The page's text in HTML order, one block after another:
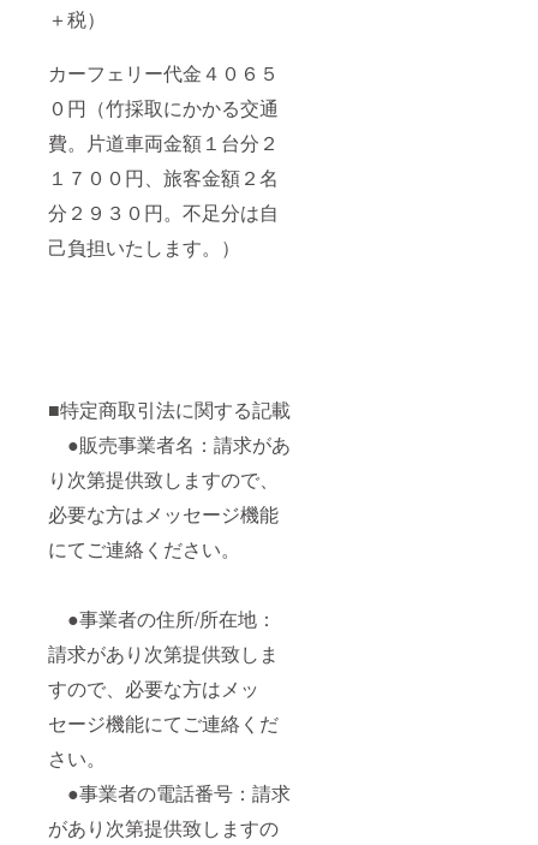
＋税）
カーフェリー代金４０６５
０円（竹採取にかかる交通
費。片道車両金額１台分２
１７００円、旅客金額２名
分２９３０円。不足分は自
己負担いたします。）
■特定商取引法に関する記載
●販売事業者名：請求があ
り次第提供致しますので、
必要な方はメッセージ機能
にてご連絡ください。
●事業者の住所/所在地：
請求があり次第提供致しま
すので、必要な方はメッ
セージ機能にてご連絡くだ
さい。
●事業者の電話番号：請求
があり次第提供致しますの